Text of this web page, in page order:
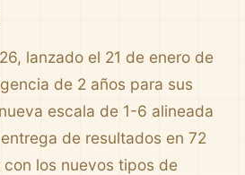
lanzado el 21 de enero de
de 2 años para sus
escala de 1-6 alineada
de resultados en 72
con los nuevos tipos de